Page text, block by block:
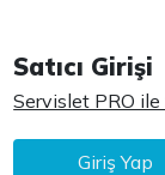
Satıcı Girişi
Servislet PRO ile
Giriş Yap